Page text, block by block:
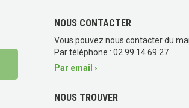
NOUS CONTACTER
Vous pouvez nous contacter du
Par téléphone : 02 99 14 69 27
Par email ›
NOUS TROUVER